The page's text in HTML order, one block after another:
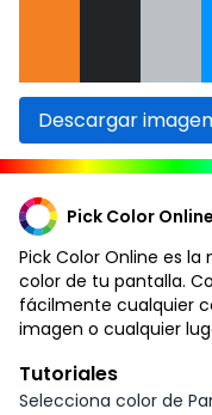
Descargar imagen
Pick Color Online
Pick Color Online es
color de tu pantalla.
fácilmente cualquier
imagen o cualquier
Tutoriales
Selecciona color de